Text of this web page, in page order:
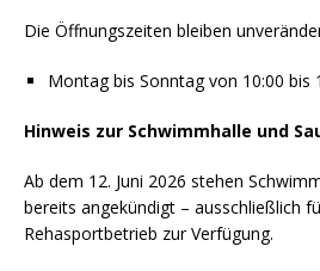
Die Öffnungszeiten bleiben
Montag bis Sonntag von 10:00 bis
Hinweis zur Schwimmhalle und
Ab dem 12. Juni 2026 stehen
bereits angekündigt – ausschließlich
Rehasportbetrieb zur Verfügung.